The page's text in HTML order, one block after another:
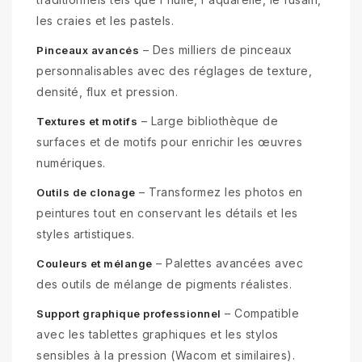
les craies et les pastels.
Pinceaux avancés – Des milliers de pinceaux
personnalisables avec des réglages de texture,
densité, flux et pression.
Textures et motifs – Large bibliothèque de
surfaces et de motifs pour enrichir les œuvres
numériques.
Outils de clonage – Transformez les photos en
peintures tout en conservant les détails et les
styles artistiques.
Couleurs et mélange – Palettes avancées avec
des outils de mélange de pigments réalistes.
Support graphique professionnel – Compatible
avec les tablettes graphiques et les stylos
sensibles à la pression (Wacom et similaires).